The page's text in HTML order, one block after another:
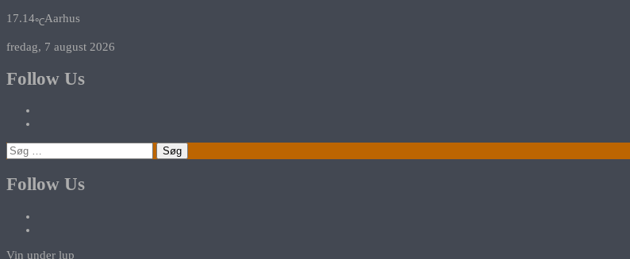
17.14℃Aarhus
fredag, 7 august 2026
Follow Us
Søg
efter:
Follow Us
Vin under lup